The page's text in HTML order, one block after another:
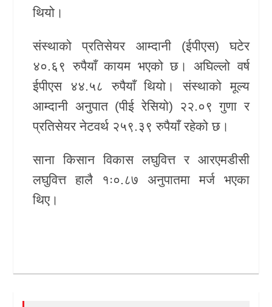
थियो।
संस्थाको प्रतिसेयर आम्दानी (ईपीएस) घटेर
४०.६९ रुपैयाँ कायम भएको छ। अघिल्लो वर्ष
ईपीएस ४४.५८ रुपैयाँ थियो। संस्थाको मूल्य
आम्दानी अनुपात (पीई रेसियो) २२.०९ गुणा र
प्रतिसेयर नेटवर्थ २५९.३९ रुपैयाँ रहेको छ।
साना किसान विकास लघुवित्त र आरएमडीसी
लघुवित्त हालै १ः०.८७ अनुपातमा मर्ज भएका
थिए।